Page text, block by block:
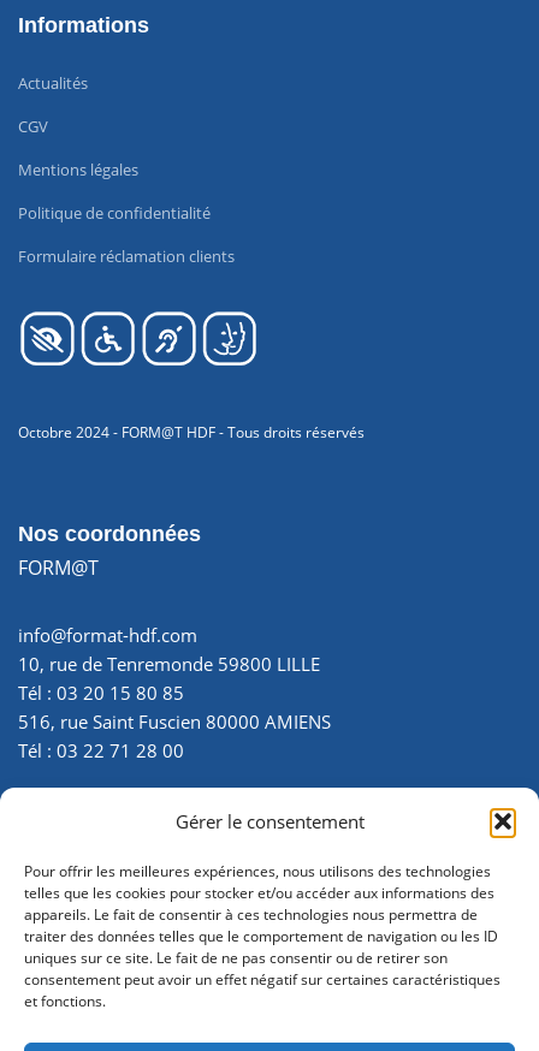
Gérer le consentement
Pour offrir les meilleures expériences, nous utilisons des technologies
telles que les cookies pour stocker et/ou accéder aux informations des
appareils. Le fait de consentir à ces technologies nous permettra de
traiter des données telles que le comportement de navigation ou les ID
uniques sur ce site. Le fait de ne pas consentir ou de retirer son
consentement peut avoir un effet négatif sur certaines caractéristiques
et fonctions.
Informations
Actualités
CGV
Mentions légales
Politique de confidentialité
Formulaire réclamation clients
Octobre 2024 - FORM@T HDF - Tous droits réservés
Nos coordonnées
FORM@T
info@format-hdf.com
10, rue de Tenremonde 59800 LILLE
Tél : 03 20 15 80 85
516, rue Saint Fuscien 80000 AMIENS
Tél : 03 22 71 28 00
SIRET : 35007299700025
préfecture de la Somme